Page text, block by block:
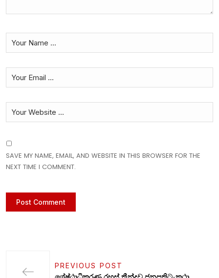
SAVE MY NAME, EMAIL, AND WEBSITE IN THIS BROWSER FOR THE
NEXT TIME I COMMENT.
PREVIOUS POST